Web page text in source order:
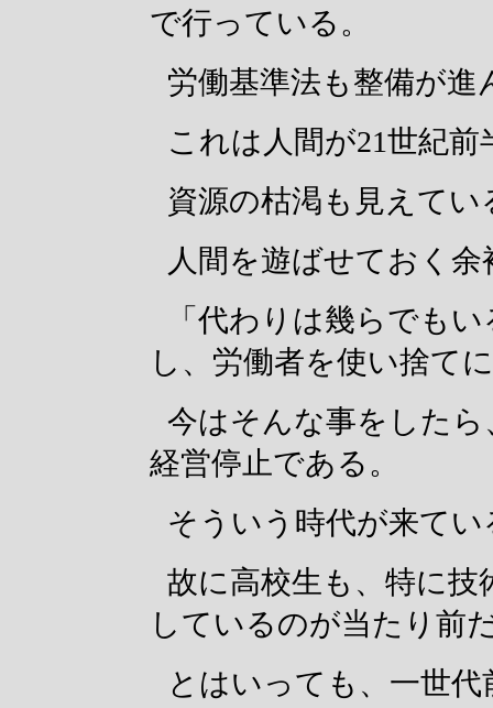
で行っている。
労働基準法も整備が進
これは人間が21世紀
資源の枯渇も見えてい
人間を遊ばせておく
「代わりは幾らでも
し、労働者を使い捨て
今はそんな事をした
経営停止である。
そういう時代が来てい
故に高校生も、特に技
しているのが当たり前
とはいっても、一世